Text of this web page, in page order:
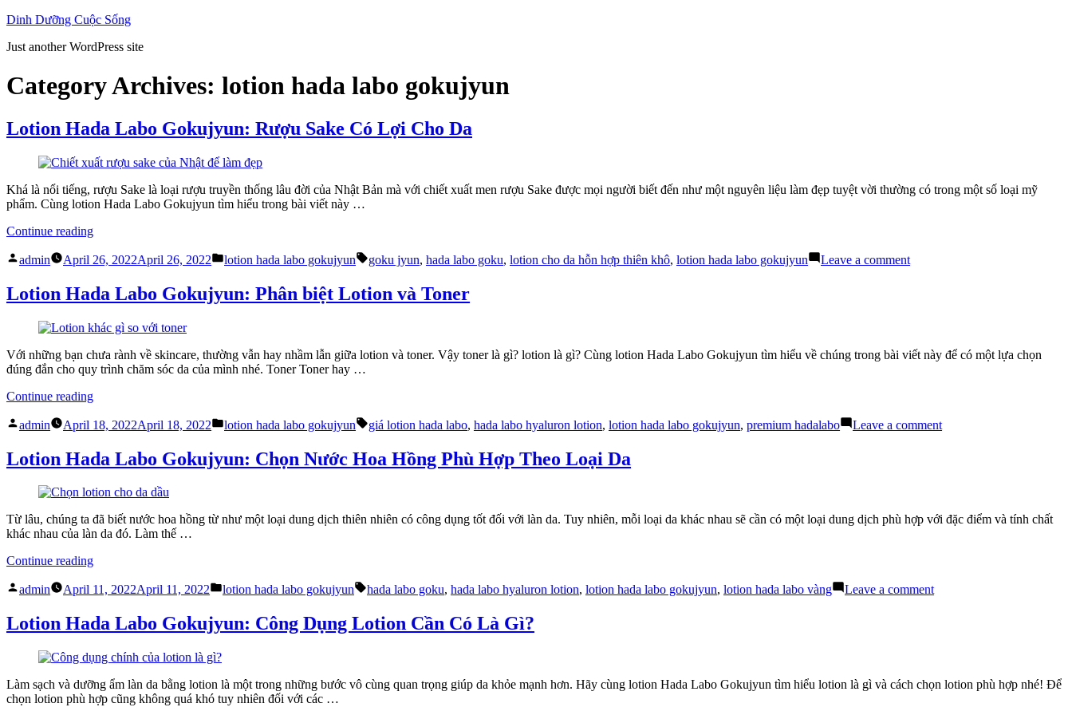
Skip
content
Dinh Dưỡng Cuộc Sống
Just another WordPress site
Category Archives: lotion hada labo gokujyun
Lotion Hada Labo Gokujyun: Rượu Sake Có Lợi Cho Da
Khá là nổi tiếng, rượu Sake là loại rượu truyền thống lâu đời của Nhật Bản mà với chiết xuất men rượu Sake được mọi người biết đến như một nguyên liệu làm đẹp tuyệt vời thường có trong một số loại mỹ
phẩm. Cùng lotion Hada Labo Gokujyun tìm hiểu trong bài viết này …
Continue reading“Lotion
Labo
Rượu
Sake
Lợi
Da”
Posted
admin April 26, 2022April 26, 2022
Posted
lotion hada labo gokujyun Tags:
goku jyun, hada labo goku, lotion cho da hỗn hợp thiên khô, lotion hada labo gokujyun Leave a commenton
Có
Lotion Hada Labo Gokujyun: Phân biệt Lotion và Toner
Với những bạn chưa rành về skincare, thường vẫn hay nhầm lẫn giữa lotion và toner. Vậy toner là gì? lotion là gì? Cùng lotion Hada Labo Gokujyun tìm hiểu về chúng trong bài viết này để có một lựa chọn
đúng đắn cho quy trình chăm sóc da của mình nhé. Toner Toner hay …
Continue reading“Lotion
Labo
Phân
biệt
và
Toner”
Posted
admin April 18, 2022April 18, 2022
Posted
lotion hada labo gokujyun Tags:
giá lotion hada labo, hada labo hyaluron lotion, lotion hada labo gokujyun, premium hadalabo Leave a commenton
Lotion
Lotion Hada Labo Gokujyun: Chọn Nước Hoa Hồng Phù Hợp Theo Loại Da
Từ lâu, chúng ta đã biết nước hoa hồng từ như một loại dung dịch thiên nhiên có công dụng tốt đối với làn da. Tuy nhiên, mỗi loại da khác nhau sẽ cần có một loại dung dịch phù hợp với đặc điểm và tính chất
khác nhau của làn da đó. Làm thế …
Continue reading“Lotion
Labo
Chọn
Nước
Hồng
Hợp
Theo
Posted
admin April 11, 2022April 11, 2022
Posted
lotion hada labo gokujyun Tags:
hada labo goku, hada labo hyaluron lotion, lotion hada labo gokujyun, lotion hada labo vàng Leave a commenton
Hoa
Lotion Hada Labo Gokujyun: Công Dụng Lotion Cần Có Là Gì?
Làm sạch và dưỡng ẩm làn da bằng lotion là một trong những bước vô cùng quan trọng giúp da khỏe mạnh hơn. Hãy cùng lotion Hada Labo Gokujyun tìm hiểu lotion là gì và cách chọn lotion phù hợp nhé! Để
chọn lotion phù hợp cũng không quá khó tuy nhiên đối với các …